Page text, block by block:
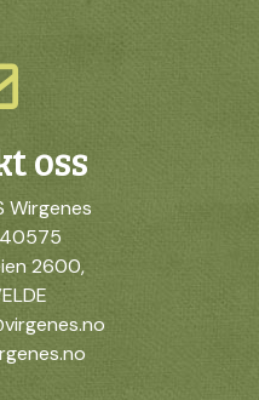
oss
Wirgenes
2600,